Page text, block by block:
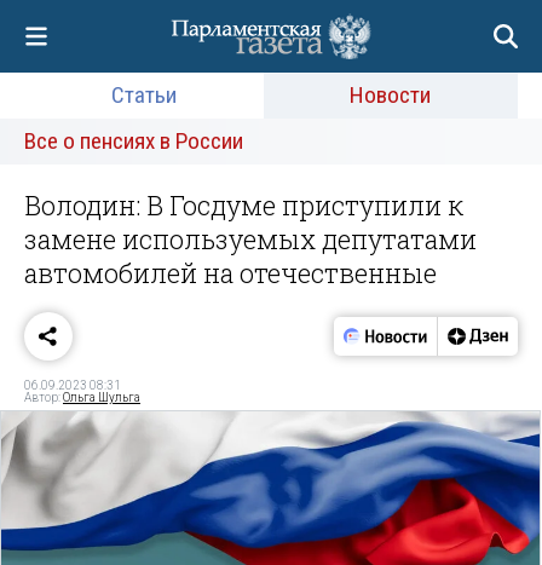
Статьи
Новости
Все о пенсиях в России
Володин: В Госдуме приступили к
замене используемых депутатами
автомобилей на отечественные
06.09.2023 08:31
Автор:Ольга Шульга